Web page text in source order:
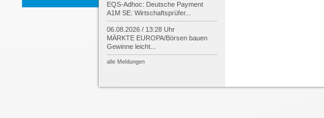
EQS-Adhoc: Deutsche Payment
A1M SE: Wirtschaftsprüfer...
06.08.2026 / 13:28 Uhr
MÄRKTE EUROPA/Börsen bauen
Gewinne leicht...
alle Meldungen